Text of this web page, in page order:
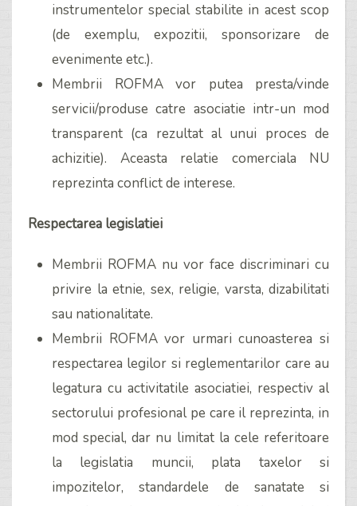
instrumentelor special stabilite in acest scop
(de exemplu, expozitii, sponsorizare de
evenimente etc.).
Membrii ROFMA vor putea presta/vinde
servicii/produse catre asociatie intr-un mod
transparent (ca rezultat al unui proces de
achizitie). Aceasta relatie comerciala NU
reprezinta conflict de interese.
Respectarea legislatiei
Membrii ROFMA nu vor face discriminari cu
privire la etnie, sex, religie, varsta, dizabilitati
sau nationalitate.
Membrii ROFMA vor urmari cunoasterea si
respectarea legilor si reglementarilor care au
legatura cu activitatile asociatiei, respectiv al
sectorului profesional pe care il reprezinta, in
mod special, dar nu limitat la cele referitoare
la legislatia muncii, plata taxelor si
impozitelor, standardele de sanatate si